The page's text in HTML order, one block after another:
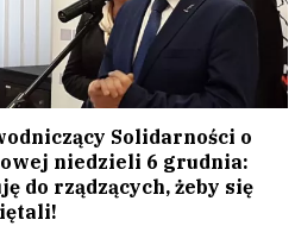
Solidarności o
niedzieli 6 grudnia:
do rządzących, żeby się